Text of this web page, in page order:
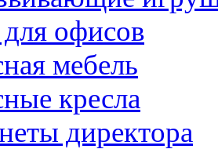
офисов
мебель
кресла
директора